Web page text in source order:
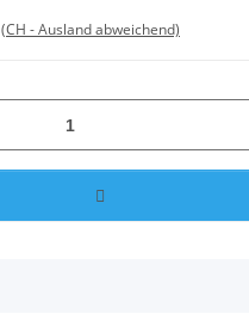
(CH - Ausland abweichend)